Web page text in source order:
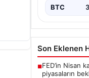
BTC
Son Eklenen
■FED’in Nisan
piyasaların